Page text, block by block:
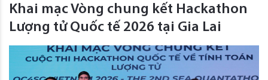
Khai mạc Vòng chung kết Hackathon
Lượng tử Quốc tế 2026 tại Gia Lai